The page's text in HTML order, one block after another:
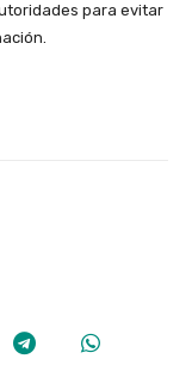
para evitar